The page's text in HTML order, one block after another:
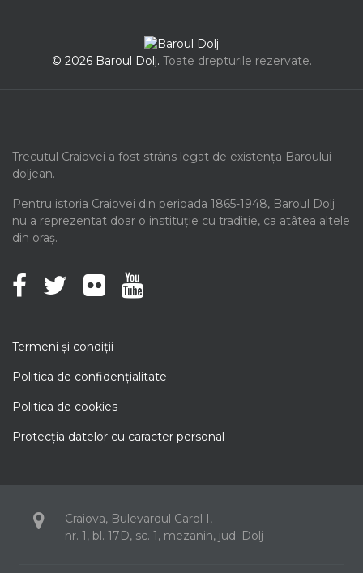
© 2026 Baroul Dolj. Toate drepturile rezervate.
Trecutul Craiovei a fost strâns legat de existența Baroului
doljean.
Pentru istoria Craiovei din perioada 1865-1948, Baroul Dolj
nu a reprezentat doar o instituție cu tradiție, ca atâtea altele
din oraș.
Termeni şi condiţii
Politica de confidenţialitate
Politica de cookies
Protecţia datelor cu caracter personal
Craiova, Bulevardul Carol I,
nr. 1, bl. 17D, sc. 1, mezanin, jud. Dolj